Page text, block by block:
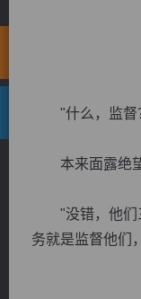
"什么，监督
本来面露绝望
"没错，他们三
务就是监督他们